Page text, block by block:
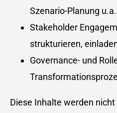
Szenario-Planung u.a.
Stakeholder
strukturieren,
Governance- und
Diese Inhalte werden